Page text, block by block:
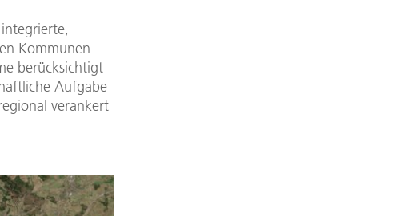
Kommunen
berücksichtigt
Aufgabe
verankert